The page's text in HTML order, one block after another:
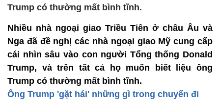
Trump có thường mất bình tĩnh.
Nhiều nhà ngoại giao Triều Tiên ở châu Âu và
Nga đã đề nghị các nhà ngoại giao Mỹ cung cấp
cái nhìn sâu vào con người Tổng thống Donald
Trump, và trên tất cả họ muốn biết liệu ông
Trump có thường mất bình tĩnh.
Ông Trump 'gặt hái' những gì trong chuyến đi